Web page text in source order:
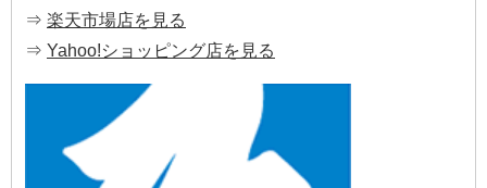
⇒ 楽天市場店を見る
⇒ Yahoo!ショッピング店を見る